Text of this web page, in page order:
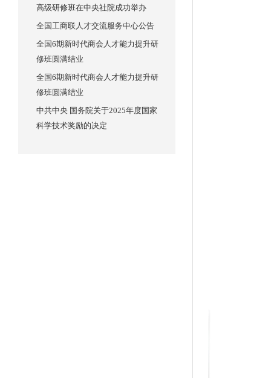
高级研修班在中央社院成功举办
全国工商联人才交流服务中心公告
全国6期新时代商会人才能力提升研
修班圆满结业
全国6期新时代商会人才能力提升研
修班圆满结业
中共中央 国务院关于2025年度国家
科学技术奖励的决定